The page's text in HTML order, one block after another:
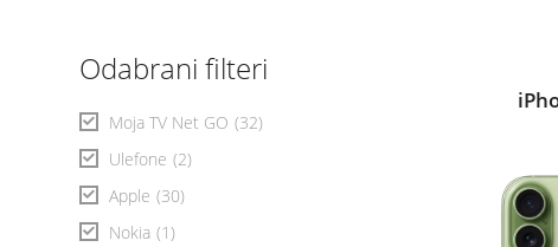
Odabrani filteri
Moja TV Net GO (32)
Ulefone (2)
Apple (30)
Nokia (1)